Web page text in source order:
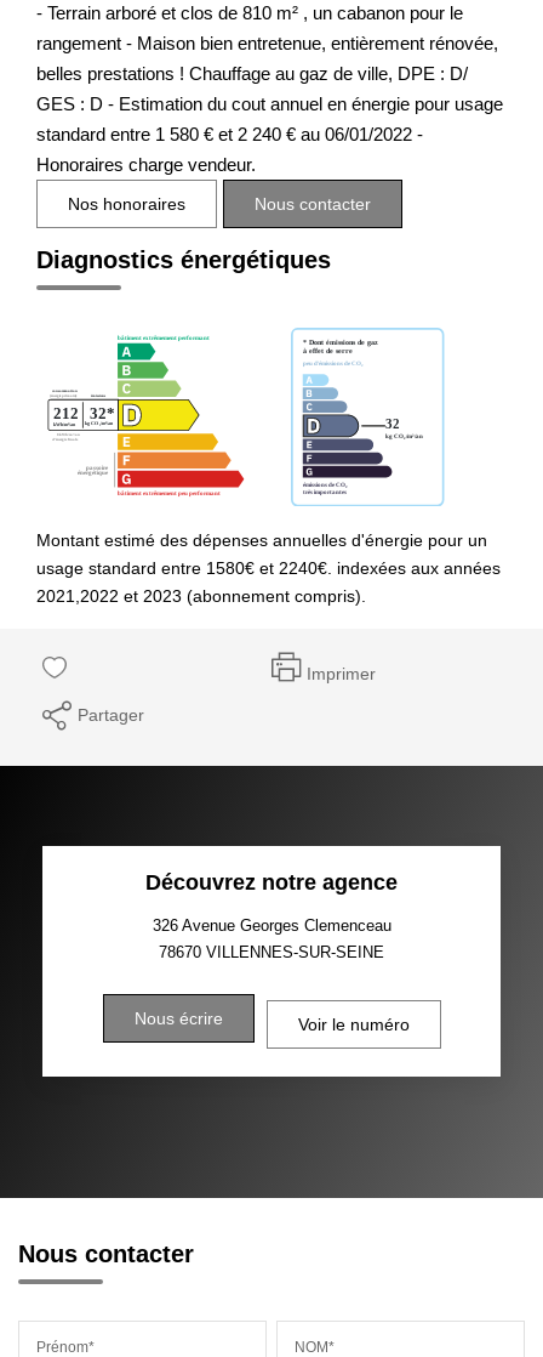
- Terrain arboré et clos de 810 m² , un cabanon pour le
rangement - Maison bien entretenue, entièrement rénovée,
belles prestations ! Chauffage au gaz de ville, DPE : D/
GES : D - Estimation du cout annuel en énergie pour usage
standard entre 1 580 € et 2 240 € au 06/01/2022 -
Honoraires charge vendeur.
Nos honoraires Nous contacter
Diagnostics énergétiques
Montant estimé des dépenses annuelles d'énergie pour un
usage standard entre 1580€ et 2240€. indexées aux années
2021,2022 et 2023 (abonnement compris).
Imprimer
Partager
Découvrez notre agence
326 Avenue Georges Clemenceau
78670 VILLENNES-SUR-SEINE
Nous écrire Voir le numéro
Nous contacter
Prénom* NOM*